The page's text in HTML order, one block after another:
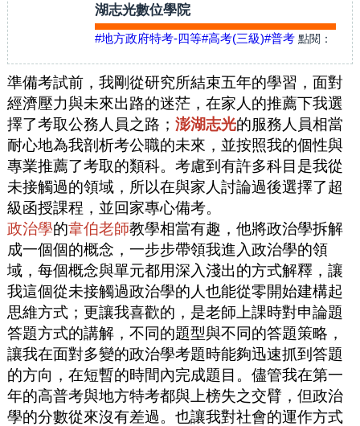
湖志光數位學院
#地方政府特考-四等#高考(三級)#普考 點閱：
準備考試前，我剛從研究所結束五年的學習，面對
經濟壓力與未來出路的迷茫，在家人的推薦下我選
擇了考取公務人員之路； 澎湖志光的服務人員相當
耐心地為我剖析考公職的未來，並按照我的個性與
專業推薦了考取的類科。考慮到有許多科目是我從
未接觸過的領域，所以在與家人討論過後選擇了超
級函授課程，並回家專心備考。
政治學的韋伯老師教學相當有趣，他將政治學拆解
成一個個的概念，一步步帶領我進入政治學的領
域，每個概念與單元都用深入淺出的方式解釋，讓
我這個從未接觸過政治學的人也能從零開始建構起
思維方式；更讓我喜歡的，是老師上課時對申論題
答題方式的講解，不同的題型與不同的答題策略，
讓我在面對多變的政治學考題時能夠迅速抓到答題
的方向，在短暫的時間內完成題目。儘管我在第一
年的高普考與地方特考都與上榜失之交臂，但政治
學的分數從來沒有差過。也讓我對社會的運作方式